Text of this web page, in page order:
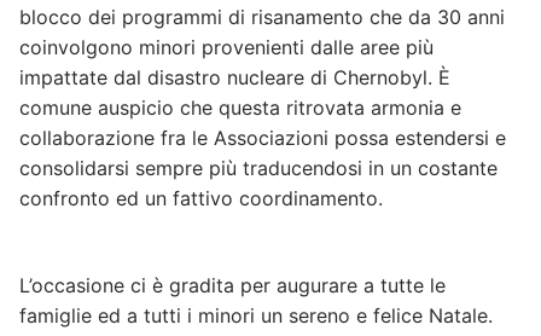
blocco dei programmi di risanamento che da 30 anni
coinvolgono minori provenienti dalle aree più
impattate dal disastro nucleare di Chernobyl. È
comune auspicio che questa ritrovata armonia e
collaborazione fra le Associazioni possa estendersi e
consolidarsi sempre più traducendosi in un costante
confronto ed un fattivo coordinamento.
L’occasione ci è gradita per augurare a tutte le
famiglie ed a tutti i minori un sereno e felice Natale.